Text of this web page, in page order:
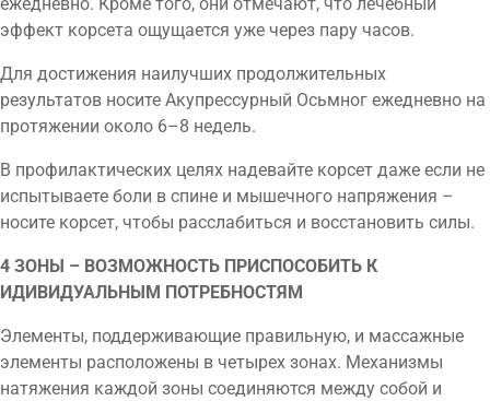
ежедневно. Кроме того, они отмечают, что лечебный
эффект корсета ощущается уже через пару часов.
Для достижения наилучших продолжительных
результатов носите Акупрессурный Осьмног ежедневно на
протяжении около 6–8 недель.
В профилактических целях надевайте корсет даже если не
испытываете боли в спине и мышечного напряжения –
носите корсет, чтобы расслабиться и восстановить силы.
4 ЗОНЫ – ВОЗМОЖНОСТЬ ПРИСПОСОБИТЬ К
ИДИВИДУАЛЬНЫМ ПОТРЕБНОСТЯМ
Элементы, поддерживающие правильную, и массажные
элементы расположены в четырех зонах. Механизмы
натяжения каждой зоны соединяются между собой и